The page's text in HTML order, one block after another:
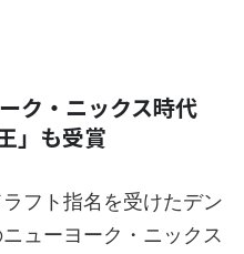
ク・ニックス時代
」も受賞
フト指名を受けたデン
ューヨーク・ニックス